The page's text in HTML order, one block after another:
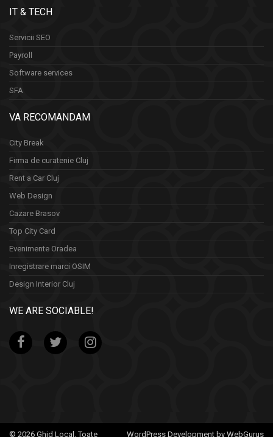
IT & TECH
Servicii SEO
Payroll
Software services
SFA
VA RECOMANDAM
City Break
Firma de curatenie Cluj
Rent a Car Cluj
Web Design
Cazare Brasov
Top City Card
Evenimente Oradea
Inregistrare marci OSIM
Design Interior Cluj
WE ARE SOCIABLE!
WordPress Development by WebGurus
© 2026 Ghid Local. Toate